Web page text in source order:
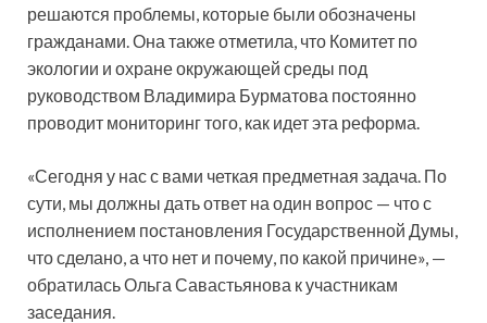
решаются проблемы, которые были обозначены
гражданами. Она также отметила, что Комитет по
экологии и охране окружающей среды под
руководством Владимира Бурматова постоянно
проводит мониторинг того, как идет эта реформа.
«Сегодня у нас с вами четкая предметная задача. По
сути, мы должны дать ответ на один вопрос — что с
исполнением постановления Государственной Думы,
что сделано, а что нет и почему, по какой причине», —
обратилась Ольга Савастьянова к участникам
заседания.